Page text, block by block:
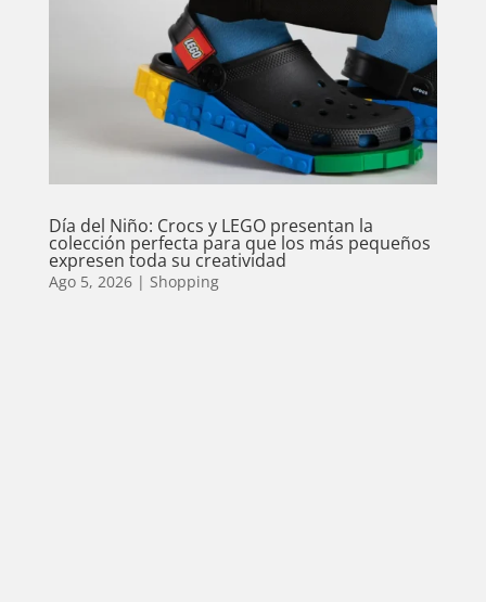
Día del Niño: Crocs y LEGO presentan la
colección perfecta para que los más pequeños
expresen toda su creatividad
Ago 5, 2026| Shopping